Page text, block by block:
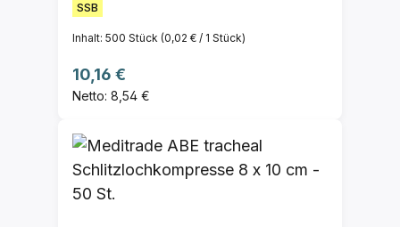
SSB
Inhalt: 500 Stück (0,02 € / 1 Stück)
Regulärer Preis:
10,16 €
Netto: 8,54 €